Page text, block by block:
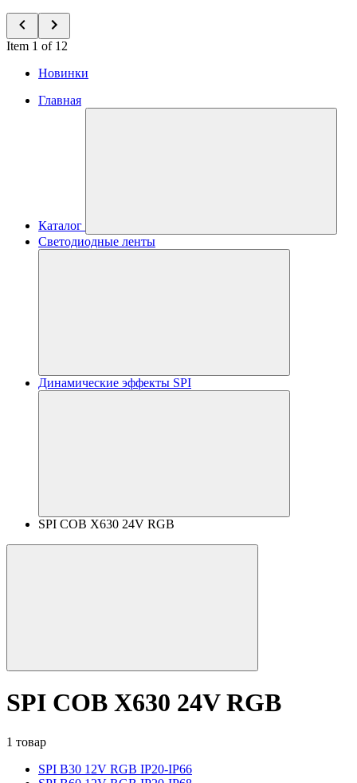
Item 1 of 12
Новинки
Главная
Каталог
Светодиодные ленты
Динамические эффекты SPI
SPI COB X630 24V RGB
SPI COB X630 24V RGB
1 товар
SPI B30 12V RGB IP20-IP66